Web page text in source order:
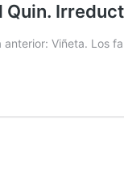
Quin.
Viñeta. Los